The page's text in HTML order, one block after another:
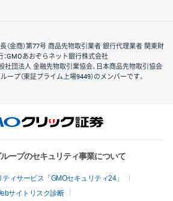
（金商）第77号 商品先物取引業者 銀行代理業者 関東財
：GMOあおぞらネット銀行株式会社
社団法人 金融先物取引業協会、日本商品先物取引協会
プ（東証プライム上場9449）のメンバーです。
ープのセキュリティ事業について
ィサービス「GMOセキュリティ24」
サイトリスク診断